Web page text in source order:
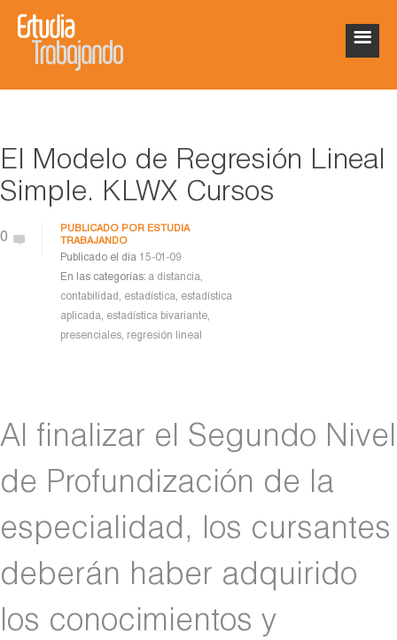
El Modelo de Regresión Lineal
Simple. KLWX Cursos
0
PUBLICADO POR ESTUDIA
TRABAJANDO
Publicado el día 15-01-09
En las categorías: a distancia,
contabilidad , estadística, estadística
aplicada, estadística bivariante,
presenciales, regresión lineal
Al finalizar el Segundo Nivel
de Profundización de la
especialidad, los cursantes
deberán haber adquirido
los conocimientos y